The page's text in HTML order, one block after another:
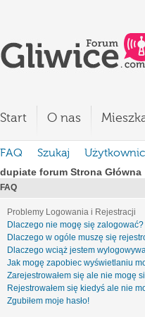
Start O nas
FAQ Szukaj
dupiate forum Strona Główna
FAQ
Problemy Logowania i Rejestracji
Dlaczego nie mogę się zalogować?
Dlaczego w ogóle muszę się
Dlaczego wciąż jestem
Jak mogę zapobiec wyświetlaniu
Zarejestrowałem się ale nie mogę
Rejestrowałem się kiedyś ale nie
Zgubiłem moje hasło!